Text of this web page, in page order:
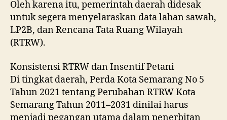
Oleh karena itu, pemerintah daerah didesak
untuk segera menyelaraskan data lahan sawah,
LP2B, dan Rencana Tata Ruang Wilayah
(RTRW).
Konsistensi RTRW dan Insentif Petani
Di tingkat daerah, Perda Kota Semarang No 5
Tahun 2021 tentang Perubahan RTRW Kota
Semarang Tahun 2011–2031 dinilai harus
menjadi pegangan utama dalam penerbitan